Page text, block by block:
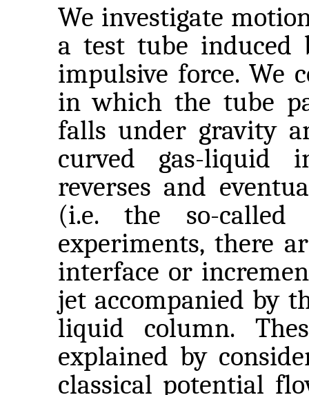
We investigate
a test tube induced
impulsive force. We
in which the tube
falls under gravity
curved gas-liquid
reverses and
(i.e. the so-
experiments, there
interface or
jet accompanied by
liquid column.
explained by
classical potential